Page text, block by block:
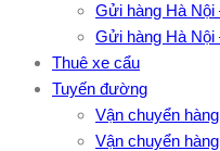
Gửi hàng Hà Nội
Gửi hàng Hà Nội
Thuê xe cẩu
Tuyến đường
Vận chuyển
Vận chuyển